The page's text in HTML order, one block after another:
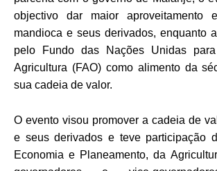
objectivo dar maior aproveitamento
mandioca e seus derivados, enquanto
pelo Fundo das Nações Unidas
Agricultura (FAO) como alimento da
sua cadeia de valor.
O evento visou promover a cadeia de
e seus derivados e teve participação
Economia e Planeamento, da